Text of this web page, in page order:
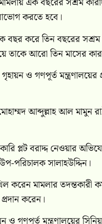
করতে হবে।
করে তিন বছরের সশ্রম
তাকে আরো তিন মাসের
ও গণপূর্ত
আব্দুল্লাহ আল মামুন
প্লট বরাদ্দ নেওয়ার
পরিচালক সালাহউদ্দিন।
করেন মামলার তদন্তকারী
করেন।